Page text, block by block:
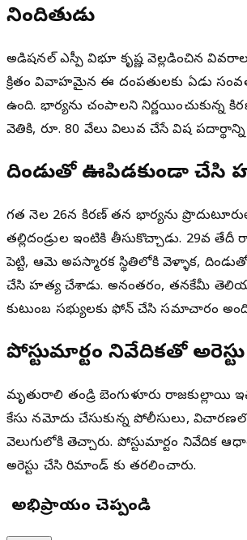
నిందితుడు
అడిషనల్ ఎస్పీ విభూ కృష్ణ వెల్లడించిన
క్రితం వివాహమైన ఈ దంపతులకు ఏడు
ఉంది. భార్యను చంపాలని నిర్ణయించుకున్న
వెతికి, రూ. 80 వేలు విలువ చేసే విష
దిండుతో ఊపిరాడకుండా చేసి
గత నెల 26న కిరణ్ తన భార్యను
తల్లిదండ్రుల ఇంటికి తీసుకొచ్చాడు. 29వ తేదీ
పెట్టి, ఆమె అపస్మారక స్థితిలోకి వెళ్ళాక,
చేసి హత్య చేశాడు. అనంతరం, తనకేమీ
కుటుంబ సభ్యులకు ఫోన్ చేసి సమాచారం
పోస్టుమార్టం నివేదికతో అరెస్టు
మృతురాలి తండ్రి బెంగుళూరు రాజకుల్లాయి
కేసు నమోదు చేసుకున్న పోలీసులు,
వెలుగులోకి తెచ్చారు. పోస్టుమార్టం నివేదిక
అరెస్టు చేసి రిమాండ్ కు తరలించారు.
మీ అభిప్రాయం చెప్పండి